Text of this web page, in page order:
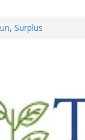
Surplus
dan
Daya Beli